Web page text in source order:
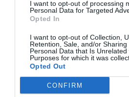
I want to opt-out of processing
Personal Data for Targeted
Opted In
I want to opt-out of Collection,
Retention, Sale, and/or Sharing
Personal Data that Is Unrelated
Purposes for which it was
Opted Out
CONFIRM
La bronca de los
se cobra la dimisión
El impuesto
ser inconstitucional
ERNESTO CARRATALÁ